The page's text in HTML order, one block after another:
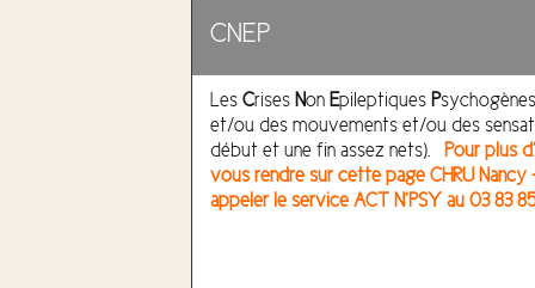
CNEP
LesCrises Non Epileptiques P
et/ou des mouvements et/ou des
début et une fin assez nets). Pour plus
vous rendre sur cette page CHRU
appeler le service ACT N’PSY au 03 83